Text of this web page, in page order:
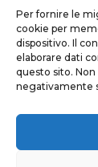
Per fornire le
cookie per
dispositivo. Il
elaborare dati
questo sito.
negativamente
OFFERTE
© 2023